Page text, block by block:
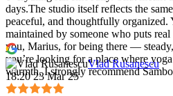
days.The studio itself reflects the
peaceful, and thoughtfully organized.
maintained by someone who puts
you, Marius, for being there —
you’re looking for a place where
warmth, I strongly recommend
Vlad Rusanescu
18:20 23 Mar 25